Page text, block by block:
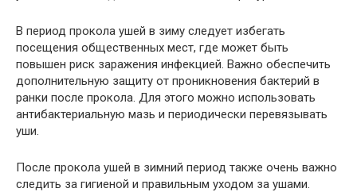
В период прокола ушей в зиму следует избегать
посещения общественных мест, где может быть
повышен риск заражения инфекцией. Важно обеспечить
дополнительную защиту от проникновения бактерий в
ранки после прокола. Для этого можно использовать
антибактериальную мазь и периодически перевязывать
уши.
После прокола ушей в зимний период также очень важно
следить за гигиеной и правильным уходом за ушами.